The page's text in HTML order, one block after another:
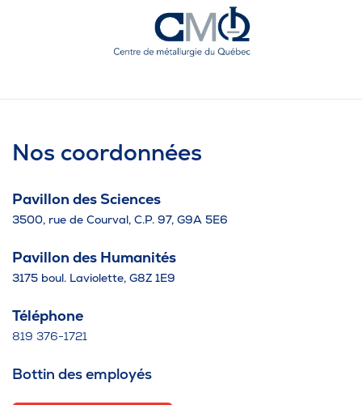
Nos coordonnées
Pavillon des Sciences
3500, rue de Courval, C.P. 97, G9A 5E6
Pavillon des Humanités
3175 boul. Laviolette, G8Z 1E9
Téléphone
819 376-1721
Bottin des employés